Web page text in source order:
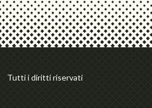
Tutti i diritti riservati